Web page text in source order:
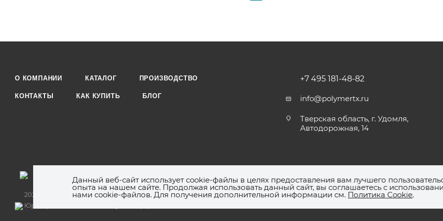
О КОМПАНИИ КАТАЛОГ ПРОИЗВОДСТВО
КОНТАКТЫ КАК КУПИТЬ БЛОГ
+7 495 181-48-82
info@polymertx.ru
Тверская область, г. Удомля,
Автодорожная, 14
2026 © ООО «Полимерный текстиль», ИНН: 7736239425, КПП: 773601001, ОГРН: 1157746306596,
Юр. адрес:119261, г. Москва, ул.Панферова, дом 3, кв.68
Данный веб-сайт использует cookie-файлы в целях предоставления вам лучшего
опыта на нашем сайте. Продолжая использовать данный сайт, вы соглашаетесь с
нами cookie-файлов. Для получения дополнительной информации см. Политика Cookie.